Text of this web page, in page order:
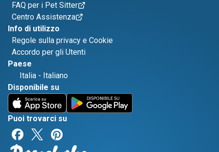
FAQ per i Pet Sitter
Centro Assistenza
Info di utilizzo
Regole sulla privacy e Cookie
Accordo per gli Utenti
Paese
Italia - Italiano
Disponibile su
Puoi trovarci su